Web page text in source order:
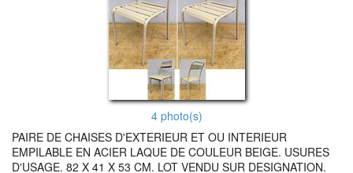
4 photo(s)
PAIRE DE CHAISES D'EXTERIEUR ET OU INTERIEUR
EMPILABLE EN ACIER LAQUE DE COULEUR BEIGE. USURES
D'USAGE. 82 X 41 X 53 CM. LOT VENDU SUR DESIGNATION.